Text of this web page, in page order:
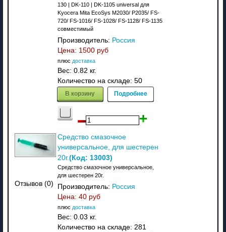
130 | DK-110 | DK-1105 universal для
Kyocera Mita EcoSys M2030/ P2035/ FS-
720/ FS-1016/ FS-1028/ FS-1128/ FS-1135
совместимый
Производитель: Россия
Цена: 1500 руб
плюс доставка
Вес: 0.82 кг.
Количество на складе: 50
В корзину Подробнее
Отзывов (0)
Средство смазочное
универсальное, для шестерен
20г.(Код: 13003)
Средство смазочное универсальное,
для шестерен 20г.
Производитель: Россия
Цена: 40 руб
плюс доставка
Вес: 0.03 кг.
Количество на складе: 281